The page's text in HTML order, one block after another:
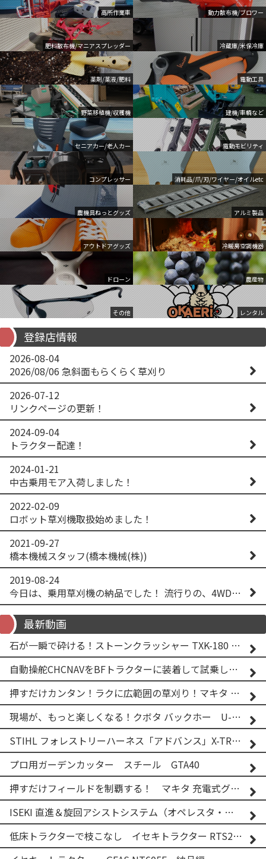
高所作業車 動力散布機/ブロワー
肥料散布機/マニアスプレッダー 冷蔵庫/米保冷庫
薬剤/薬液/肥料 電動工具
野菜移植機/収穫機 建機/車輌など
セニアカー/老人カー 電動モビリティ
コンプレッサー 消耗品/爪/刃/ワイヤー/オイルetc
農機具ねっとグッズ アルミ製品
アウトドアグッズ 冷暖房空調機器
ドローン 農産物
その他 レンタル
登録店情報
2026-08-04
2026/08/06 急斜面もらくらく草刈り
2026-07-12
リンクページの更新！
2024-09-04
トラクター配達！
2024-01-21
中古乗用モア入荷しました！
2022-02-09
ロボット草刈機取扱始めました！
2021-09-27
橋本機械スタッフ(橋本機械(株))
2019-08-24
今日は、乗用草刈機の納品でした！ 流行りの、4WD！ #イセキアグリ #オーレック #四駆 #増税間近
最新動画
石が一瞬で砕ける！ストーンクラッシャー TXK-180 実演
自動操舵CHCNAVをBFトラクターに装着して試乗してみた！！ CHCNAV NX610
押すだけカンタン！ラクに広範囲の草刈り！マキタ バッテリー式草刈り機 MUG001G 2
現場が、もっと楽しくなる！クボタ バックホー U-25-3A
STIHL フォレストリーハーネス「アドバンス」X-TREEm
プロ用ガーデンカッター スチール GTA40
押すだけフィールドを制覇する！ マキタ 充電式グランドトリマー MUG001G
ISEKI 直進＆旋回アシストシステム（オペレスタ・ターン）搭載 イセキ 乗用田植機 PRJ8D-ZJL
低床トラクターで枝こなし イセキトラクター RTS205NS & フレールモア FNC1202F